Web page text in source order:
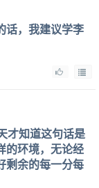
话，我建议学李
知道这句话是
的环境，无论经
剩余的每一分每